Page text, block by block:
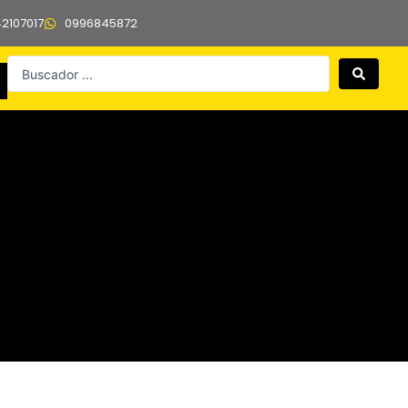
0996845872
Search